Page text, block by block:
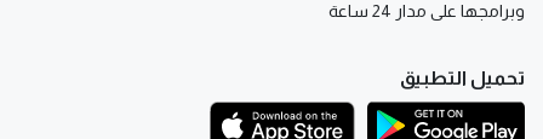
وبرامجها على مدار 24 ساعة
تحميل التطبيق